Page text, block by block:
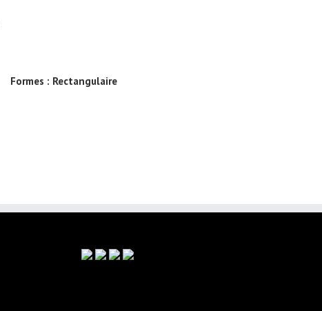
Formes : Rectangulaire